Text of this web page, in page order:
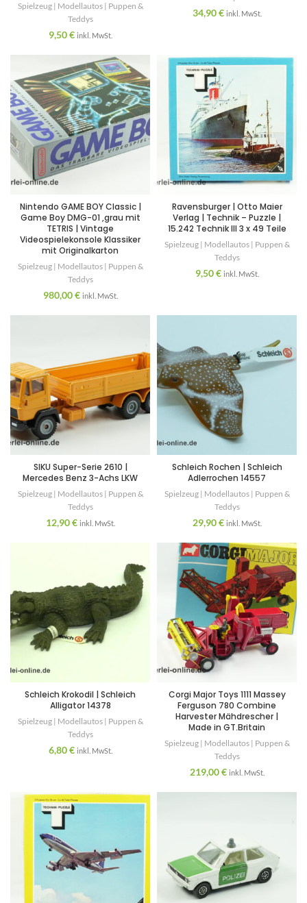
Spielzeug | Modellautos | Puppen &
Teddys
9,50€ inkl. MwSt.
34,90€ inkl. MwSt.
Nintendo GAME BOY Classic |
Game Boy DMG-01 ,grau mit
TETRIS | Vintage
Videospielekonsole Klassiker
mit Originalkarton
Spielzeug | Modellautos | Puppen &
Teddys
980,00€ inkl. MwSt.
Ravensburger | Otto Maier
Verlag | Technik – Puzzle |
15.242 Technik III 3 x 49 Teile
Spielzeug | Modellautos | Puppen &
Teddys
9,50€ inkl. MwSt.
SIKU Super-Serie 2610 |
Mercedes Benz 3-Achs LKW
Spielzeug | Modellautos | Puppen &
Teddys
12,90€ inkl. MwSt.
Schleich Rochen | Schleich
Adlerrochen 14557
Spielzeug | Modellautos | Puppen &
Teddys
29,90€ inkl. MwSt.
Schleich Krokodil | Schleich
Alligator 14378
Spielzeug | Modellautos | Puppen &
Teddys
6,80€ inkl. MwSt.
Corgi Major Toys 1111 Massey
Ferguson 780 Combine
Harvester Mähdrescher |
Made in GT.Britain
Spielzeug | Modellautos | Puppen &
Teddys
219,00€ inkl. MwSt.